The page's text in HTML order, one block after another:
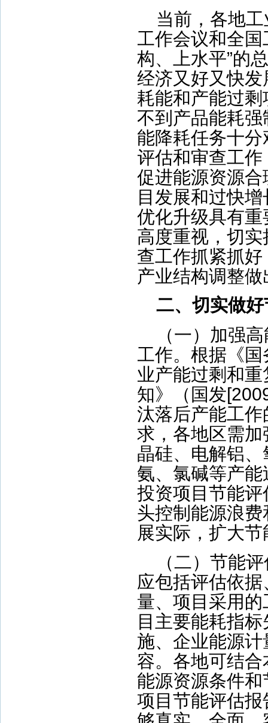
当前，各地
工作会议和全
构、上水平”的
经济又好又快
耗能和产能过
不到产品能耗
能降耗任务十
评估和审查工
促进能源资源
目发展和过快
优化升级具有
高度重视，切
查工作抓紧抓好
产业结构调整
二、切实做
（一）加强
工作。根据《
业产能过剩和
知》（国发
汰落后产能工
求，各地区需
晶硅、电解铝
氨、氯碱等产能
投资项目节能
头控制能源浪
展实际，扩大
（二）节能
应包括评估依
量、项目采用
目主要能耗指
施、企业能源
容。各地可结
能源资源条件
项目节能评估